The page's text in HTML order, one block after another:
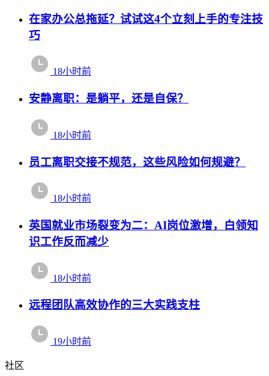
在家办公总拖延？试试这4个立刻上手的专注技
巧
18小时前
安静离职：是躺平，还是自保？
18小时前
员工离职交接不规范，这些风险如何规避？
18小时前
英国就业市场裂变为二：AI岗位激增，白领知
识工作反而减少
18小时前
远程团队高效协作的三大实践支柱
19小时前
社区